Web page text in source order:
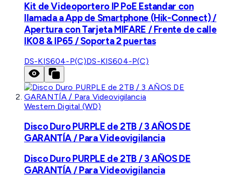
Kit de Videoportero IP PoE Estandar con
llamada a App de Smartphone (Hik-Connect) /
Apertura con Tarjeta MIFARE / Frente de calle
IK08 & IP65 / Soporta 2 puertas
DS-KIS604-P(C)DS-KIS604-P(C)
Western Digital (WD)
Disco Duro PURPLE de 2TB / 3 AÑOS DE
GARANTÍA / Para Videovigilancia
Disco Duro PURPLE de 2TB / 3 AÑOS DE
GARANTÍA / Para Videovigilancia